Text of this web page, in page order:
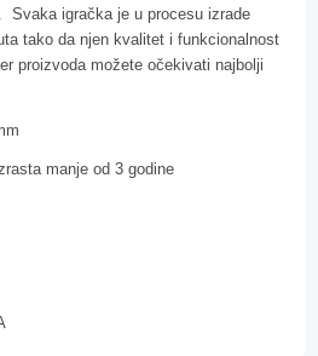
Svaka igračka je u procesu izrade
tako da njen kvalitet i funkcionalnost
proizvoda možete očekivati najbolji
manje od 3 godine